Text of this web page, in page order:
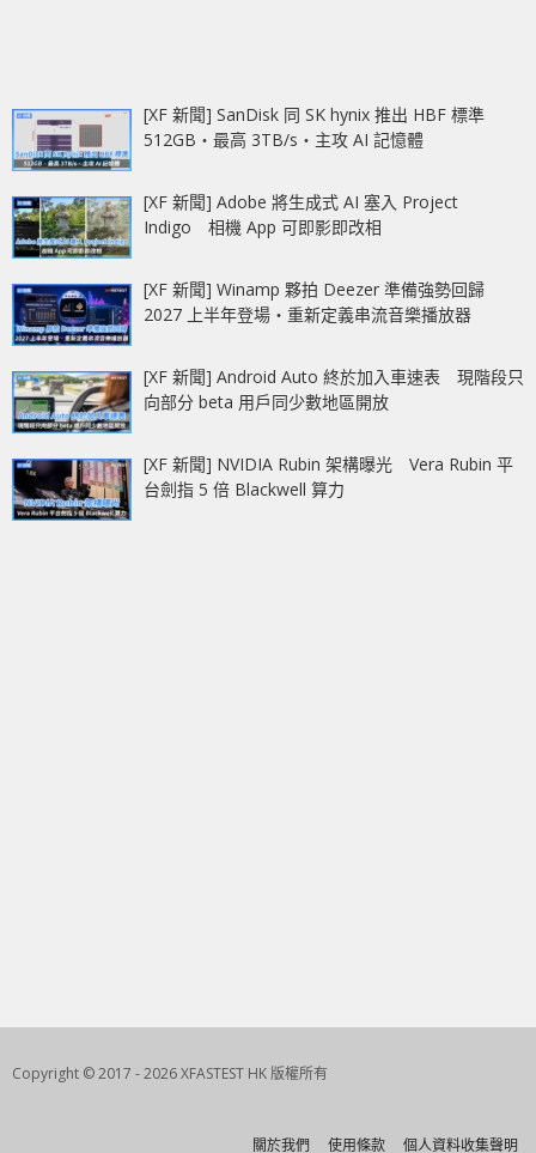
[XF 新聞] SanDisk 同 SK hynix 推出 HBF 標準
512GB‧最高 3TB/s‧主攻 AI 記憶體
[XF 新聞] Adobe 將生成式 AI 塞入 Project
Indigo 相機 App 可即影即改相
[XF 新聞] Winamp 夥拍 Deezer 準備強勢回歸
2027 上半年登場‧重新定義串流音樂播放器
[XF 新聞] Android Auto 終於加入車速表 現階段只
向部分 beta 用戶同少數地區開放
[XF 新聞] NVIDIA Rubin 架構曝光 Vera Rubin 平
台劍指 5 倍 Blackwell 算力
Copyright © 2017 - 2026 XFASTEST HK 版權所有
關於我們 使用條款 個人資料收集聲明